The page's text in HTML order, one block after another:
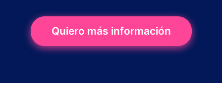
Quiero más información